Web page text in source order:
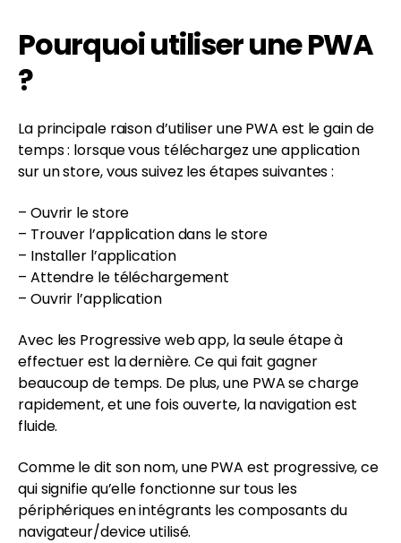
Pourquoi utiliser une PWA
?
La principale raison d’utiliser une PWA est le gain de
temps : lorsque vous téléchargez une application
sur un store, vous suivez les étapes suivantes :
– Ouvrir le store
– Trouver l’application dans le store
– Installer l’application
– Attendre le téléchargement
– Ouvrir l’application
Avec les Progressive web app, la seule étape à
effectuer est la dernière. Ce qui fait gagner
beaucoup de temps. De plus, une PWA se charge
rapidement, et une fois ouverte, la navigation est
fluide.
Comme le dit son nom, une PWA est progressive, ce
qui signifie qu’elle fonctionne sur tous les
périphériques en intégrants les composants du
navigateur/device utilisé.